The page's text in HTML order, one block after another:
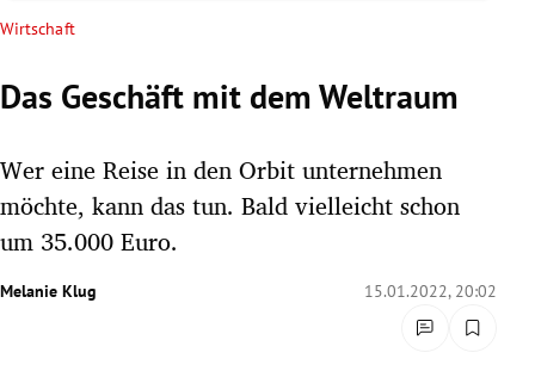
Untermenü
Untermenü
Untermenü
Untermenü
Wirtschaft
Das Geschäft mit dem Weltraum
Wer eine Reise in den Orbit unternehmen
möchte, kann das tun. Bald vielleicht schon
um 35.000 Euro.
Melanie Klug 15.01.2022, 20:02